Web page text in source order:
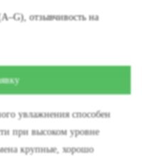
отзывчивость на
увлажнения способен
при высоком уровне
крупные, хорошо